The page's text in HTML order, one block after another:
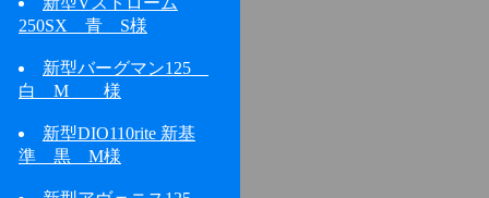
250SX 青 S様
新型バーグマン125
白 M 様
新型DIO110rite 新基
準 黒 M様